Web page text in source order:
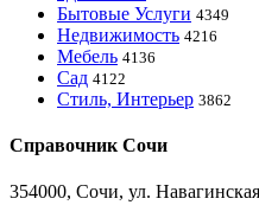
Бытовые Услуги 4349
Недвижимость 4216
Мебель 4136
Сад 4122
Стиль, Интерьер 3862
Справочник Сочи
354000, Сочи, ул.